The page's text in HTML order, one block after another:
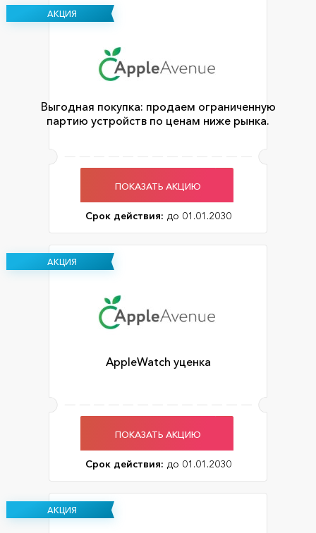
АКЦИЯ
Выгодная покупка: продаем ограниченную
партию устройств по ценам ниже рынка.
ПОКАЗАТЬ АКЦИЮ
Срок действия: до 01.01.2030
АКЦИЯ
AppleWatch уценка
ПОКАЗАТЬ АКЦИЮ
Срок действия: до 01.01.2030
АКЦИЯ